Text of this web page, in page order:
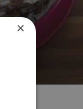
×